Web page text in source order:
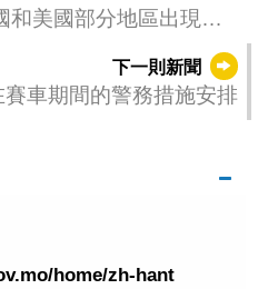
和美國部分地區出現高
下一則新聞
車期間的警務措施安排
home/zh-hant